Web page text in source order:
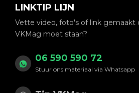
LINKTIP LIJN
Vette video, foto's of link gemaakt
VKMag moet staan?
06 590 590 72
Stuur ons materiaal via Whatsapp